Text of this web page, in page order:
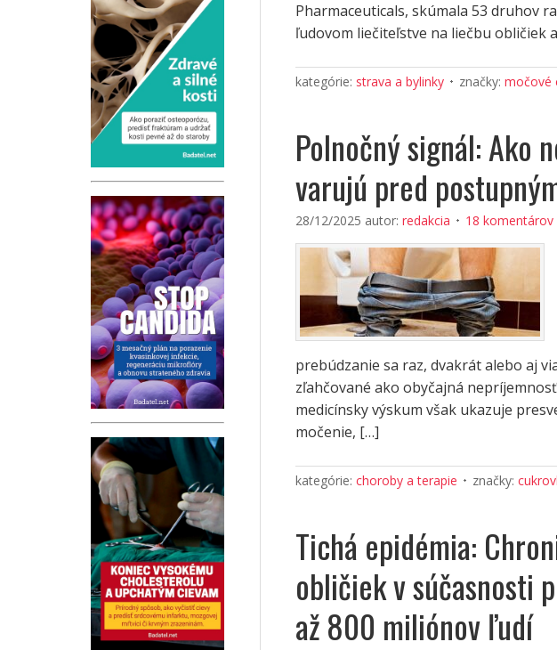
Pharmaceuticals, skúmala 53 druhov
ľudovom liečiteľstve na liečbu obličiek
kategórie: strava a bylinky značky: močové
Polnočný signál: Ako
varujú pred
28/12/2025 autor: redakcia 18 komentárov
prebúdzanie sa raz, dvakrát alebo aj
zľahčované ako obyčajná
medicínsky výskum však ukazuje
močenie, […]
kategórie: choroby a terapie značky:
Tichá epidémia:
obličiek v súčasnosti
až 800 miliónov ľudí